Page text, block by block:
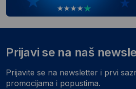
Prijavi se na naš
Prijavite se na newsletter i prvi
promocijama i popustima.